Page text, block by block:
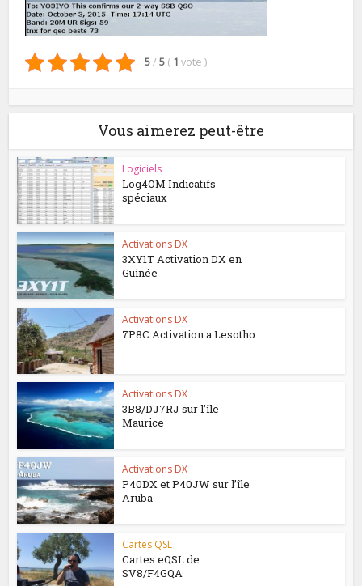
5/ 5 ( 1 vote )
Vous aimerez peut-être
Logiciels
Log4OM Indicatifs
spéciaux
Activations DX
3XY1T Activation DX en
Guinée
Activations DX
7P8C Activation a Lesotho
Activations DX
3B8/DJ7RJ sur l’île
Maurice
Activations DX
P40DX et P40JW sur l’île
Aruba
Cartes QSL
Cartes eQSL de
SV8/F4GQA